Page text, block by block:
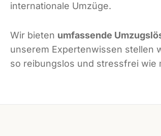
internationale Umzüge.
Wir bieten umfassende
unserem Expertenwissen stellen
so reibungslos und stressfrei wie